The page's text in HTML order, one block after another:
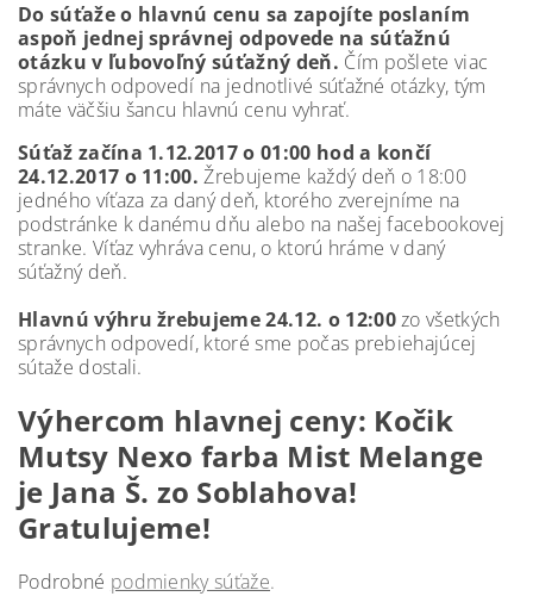
Do súťaže o hlavnú cenu sa zapojíte poslaním
aspoň jednej správnej odpovede na súťažnú
otázku v ľubovoľný súťažný deň. Čím pošlete viac
správnych odpovedí na jednotlivé súťažné otázky, tým
máte väčšiu šancu hlavnú cenu vyhrať.
Súťaž začína 1.12.2017 o 01:00 hod a končí
24.12.2017 o 11:00. Žrebujeme každý deň o 18:00
jedného víťaza za daný deň, ktorého zverejníme na
podstránke k danému dňu alebo na našej facebookovej
stranke. Víťaz vyhráva cenu, o ktorú hráme v daný
súťažný deň.
Hlavnú výhru žrebujeme 24.12. o 12:00zo všetkých
správnych odpovedí, ktoré sme počas prebiehajúcej
sútaže dostali.
Výhercom hlavnej ceny: Kočik
Mutsy Nexo farba Mist Melange
je Jana Š. zo Soblahova!
Gratulujeme!
Podrobné podmienky súťaže.